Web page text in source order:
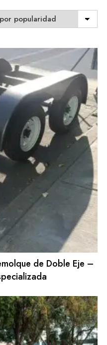
popularity
de Doble Eje –